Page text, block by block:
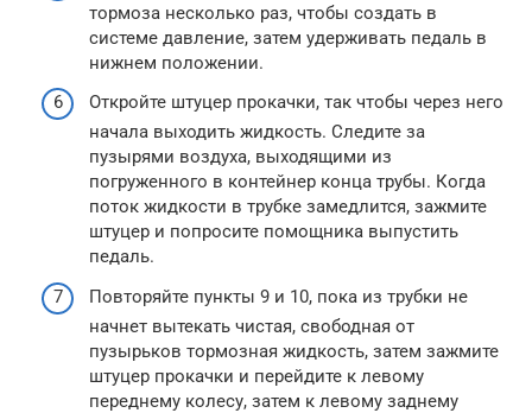
тормоза несколько раз, чтобы создать в
системе давление, затем удерживать педаль в
нижнем положении.
Откройте штуцер прокачки, так чтобы через него
начала выходить жидкость. Следите за
пузырями воздуха, выходящими из
погруженного в контейнер конца трубы. Когда
поток жидкости в трубке замедлится, зажмите
штуцер и попросите помощника выпустить
педаль.
Повторяйте пункты 9 и 10, пока из трубки не
начнет вытекать чистая, свободная от
пузырьков тормозная жидкость, затем зажмите
штуцер прокачки и перейдите к левому
переднему колесу, затем к левому заднему